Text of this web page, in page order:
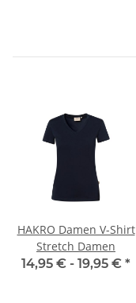
HAKRO Damen V-Shirt
Stretch Damen
14,95 € - 19,95 € *